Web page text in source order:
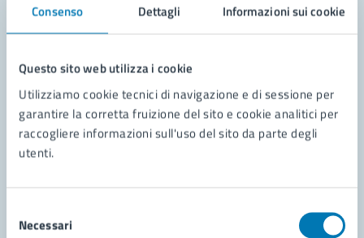
Consenso Dettagli Informazioni sui cookie
Questo sito web utilizza i cookie
Utilizziamo cookie tecnici di navigazione e di sessione per
garantire la corretta fruizione del sito e cookie analitici per
raccogliere informazioni sull'uso del sito da parte degli
utenti.
delNecessari
Leggi le domande frequenti
Richiedi assistenza
Prenota appuntamento
Problemi in città